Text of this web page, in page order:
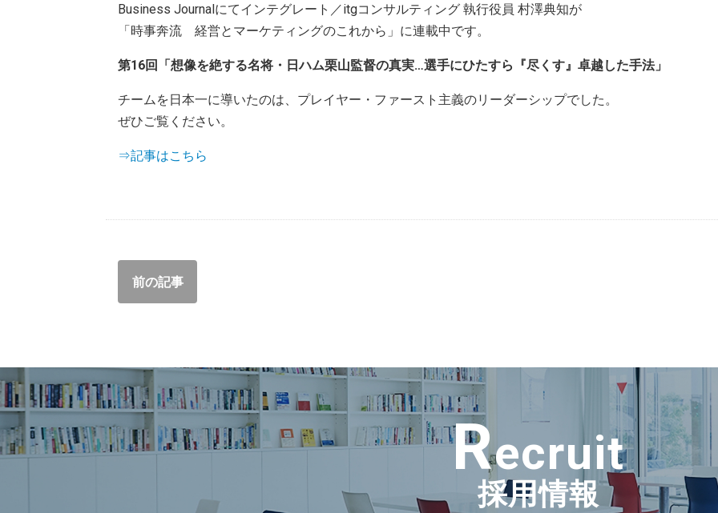
Business Journalにてインテグレート／itgコンサルティング 執行役員 村澤典知が
「時事奔流 経営とマーケティングのこれから」に連載中です。
第16回「想像を絶する名将・日ハム栗山監督の真実…選手にひたすら『尽くす』卓越した手法」
チームを日本一に導いたのは、プレイヤー・ファースト主義のリーダーシップでした。
ぜひご覧ください。
⇒記事はこちら
前の記事
Recruit
採用情報